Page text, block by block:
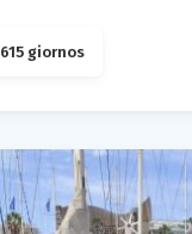
615 giornos